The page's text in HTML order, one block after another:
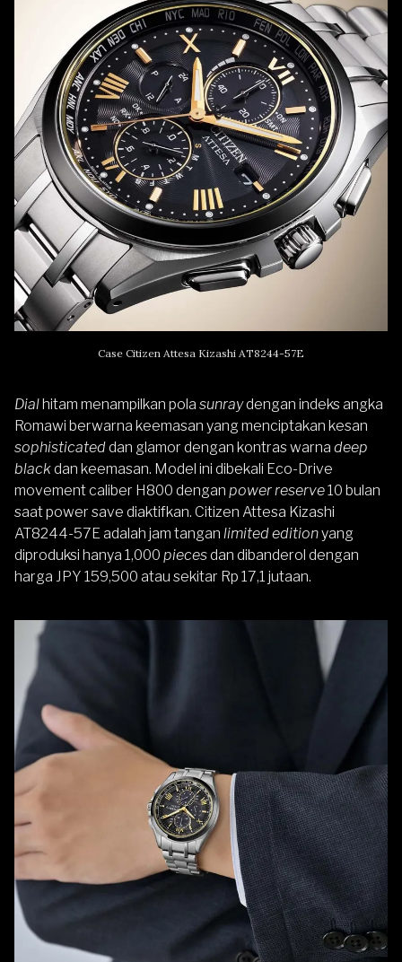
Case Citizen Attesa Kizashi AT8244-57E
Dialhitam menampilkan pola sunraydengan indeks angka
Romawi berwarna keemasan yang menciptakan kesan
sophisticateddan glamor dengan kontras warna deep
blackdan keemasan. Model ini dibekali Eco-Drive
movement caliber H800 dengan power reserve10 bulan
saat power save diaktifkan. Citizen Attesa Kizashi
AT8244-57E adalah jam tangan limited editionyang
diproduksi hanya 1,000 piecesdan dibanderol dengan
harga JPY 159,500 atau sekitar Rp 17,1 jutaan.